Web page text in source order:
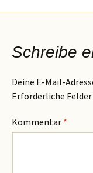
Schreibe
Deine E-Mail-
Erforderliche
Kommentar *